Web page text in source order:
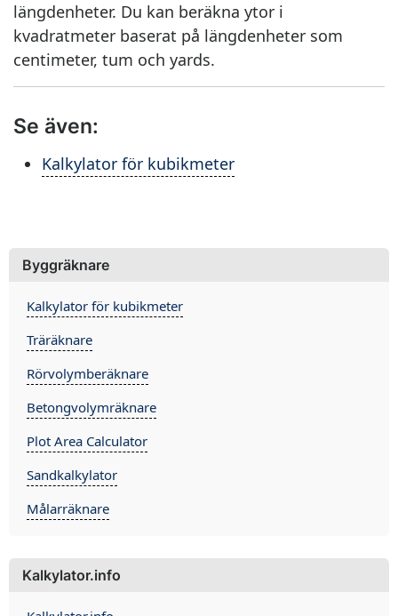
längdenheter. Du kan beräkna ytor i
kvadratmeter baserat på längdenheter som
centimeter, tum och yards.
Se även:
Kalkylator för kubikmeter
Byggräknare
Kalkylator för kubikmeter
Träräknare
Rörvolymberäknare
Betongvolymräknare
Plot Area Calculator
Sandkalkylator
Målarräknare
Kalkylator.info